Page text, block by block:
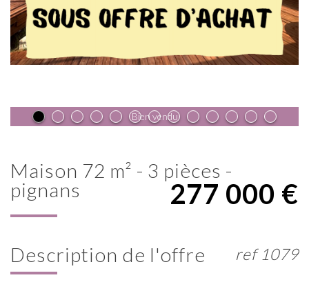
Bien vendu
maison 72 m² - 3 pièces -
pignans
277 000 €
description de l'offre ref 1079